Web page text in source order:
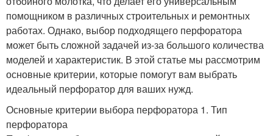
помощником в различных строительных и ремонтных
работах. Однако, выбор подходящего перфоратора
может быть сложной задачей из-за большого количества
моделей и характеристик. В этой статье мы рассмотрим
основные критерии, которые помогут вам выбрать
идеальный перфоратор для ваших нужд.
Основные критерии выбора перфоратора 1. Тип
перфоратора